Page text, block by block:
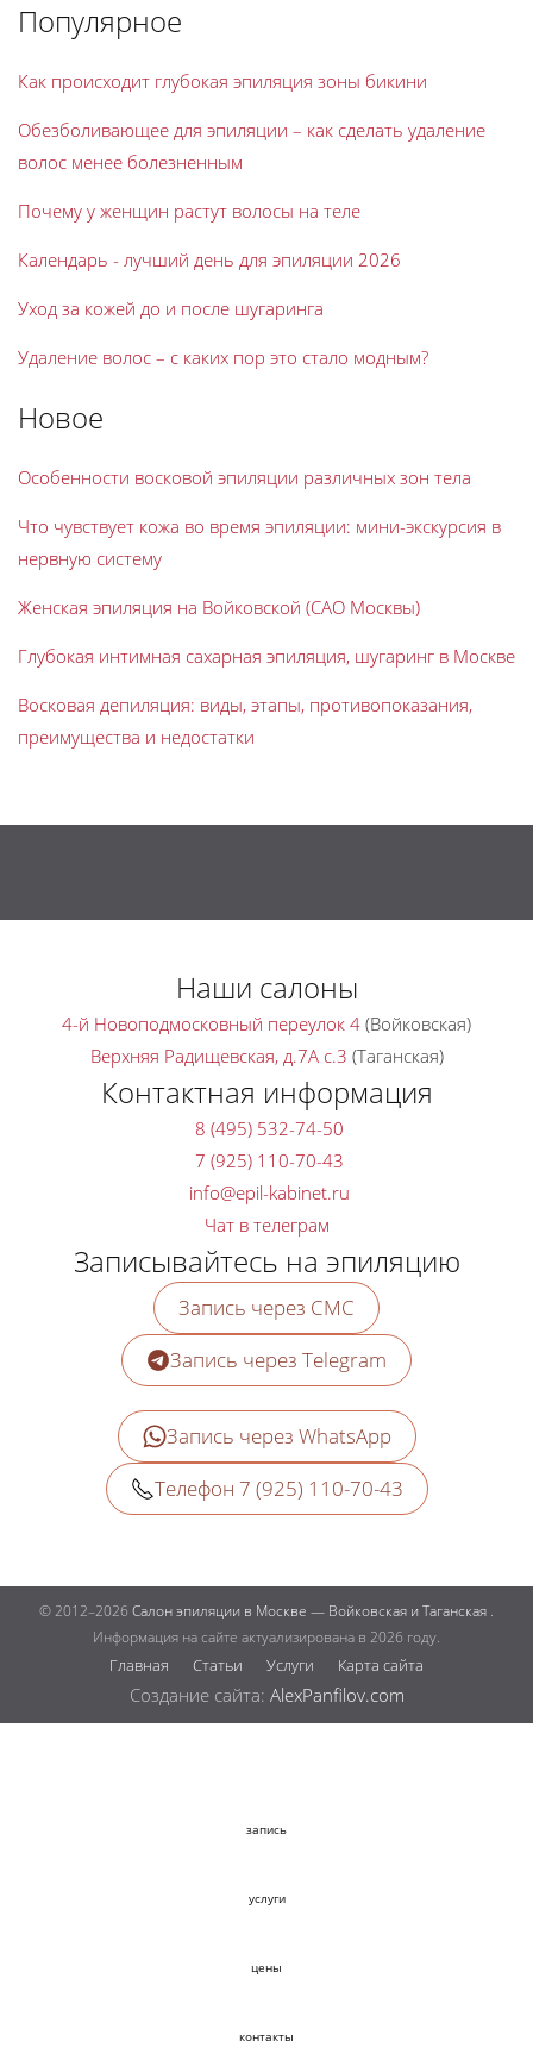
Популярное
Как происходит глубокая эпиляция зоны бикини
Обезболивающее для эпиляции – как сделать удаление
волос менее болезненным
Почему у женщин растут волосы на теле
Календарь - лучший день для эпиляции 2026
Уход за кожей до и после шугаринга
Удаление волос – с каких пор это стало модным?
Новое
Особенности восковой эпиляции различных зон тела
Что чувствует кожа во время эпиляции: мини-экскурсия в
нервную систему
Женская эпиляция на Войковской (САО Москвы)
Глубокая интимная сахарная эпиляция, шугаринг в Москве
Восковая депиляция: виды, этапы, противопоказания,
преимущества и недостатки
Наши салоны
4-й Новоподмосковный переулок 4 (Войковская)
Верхняя Радищевская, д.7A с.3 (Таганская)
Контактная информация
8 (495) 532-74-50
7 (925) 110-70-43
Чат в телеграм
Записывайтесь на эпиляцию
Запись через СМС
Запись через Telegram
Запись через WhatsApp
Телефон 7 (925) 110-70-43
© 2012–2026 Салон эпиляции в Москве — Войковская и Таганская .
Информация на сайте актуализирована в 2026 году.
Главная Статьи Услуги Карта сайта
Создание сайта: AlexPanfilov.com
запись
услуги
цены
контакты